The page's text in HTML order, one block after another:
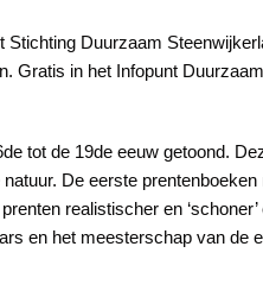
Duurzaam
Gratis in het Infopunt
tot de 19de eeuw getoond.
De eerste
realistischer en
en het meesterschap van